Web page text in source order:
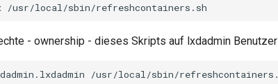
- ownership - dieses Skripts auf lxdadmin Benutzer